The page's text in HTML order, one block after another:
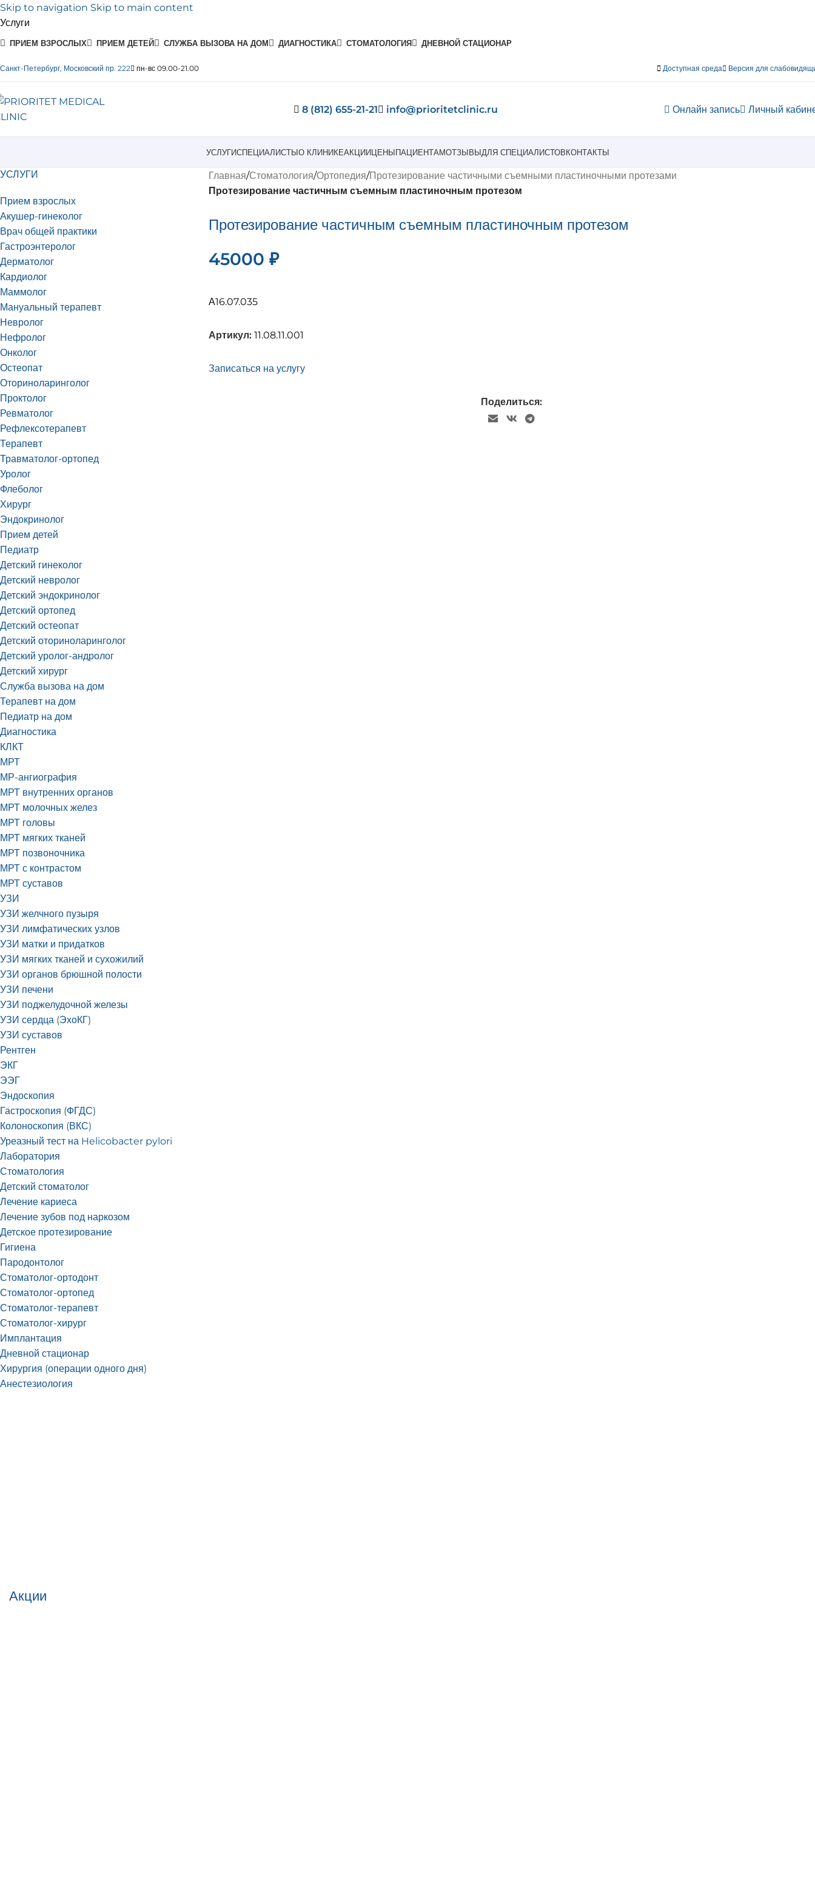
Skip to navigation Skip to main content
Услуги
ПРИЕМ ВЗРОСЛЫХ ПРИЕМ ДЕТЕЙ СЛУЖБА ВЫЗОВА НА ДОМ ДИАГНОСТИКА СТОМАТОЛОГИЯ ДНЕВНОЙ СТАЦИОНАР
Санкт-Петербург, Московский пр. 222 пн-вс 09.00-21.00 Доступная среда Версия для
8 (812) 655-21-21 info@prioritetclinic.ru Онлайн запись Личный
УСЛУГИСПЕЦИАЛИСТЫО КЛИНИКЕАКЦИИЦЕНЫПАЦИЕНТАМОТЗЫВЫДЛЯ СПЕЦИАЛИСТОВКОНТАКТЫ
УСЛУГИ
Прием взрослых
Акушер-гинеколог
Врач общей практики
Гастроэнтеролог
Дерматолог
Кардиолог
Маммолог
Мануальный терапевт
Невролог
Нефролог
Онколог
Остеопат
Оториноларинголог
Проктолог
Ревматолог
Рефлексотерапевт
Терапевт
Травматолог-ортопед
Уролог
Флеболог
Хирург
Эндокринолог
Прием детей
Педиатр
Детский гинеколог
Детский невролог
Детский эндокринолог
Детский ортопед
Детский остеопат
Детский оториноларинголог
Детский уролог-андролог
Детский хирург
Служба вызова на дом
Терапевт на дом
Педиатр на дом
Диагностика
КЛКТ
МРТ
МР-ангиография
МРТ внутренних органов
МРТ молочных желез
МРТ головы
МРТ мягких тканей
МРТ позвоночника
МРТ с контрастом
МРТ суставов
УЗИ
УЗИ желчного пузыря
УЗИ лимфатических узлов
УЗИ матки и придатков
УЗИ мягких тканей и сухожилий
УЗИ органов брюшной полости
УЗИ печени
УЗИ поджелудочной железы
УЗИ сердца (ЭхоКГ)
УЗИ суставов
Рентген
ЭКГ
ЭЭГ
Эндоскопия
Гастроскопия (ФГДС)
Колоноскопия (ВКС)
Уреазный тест на Helicobacter pylori
Лаборатория
Стоматология
Детский стоматолог
Лечение кариеса
Лечение зубов под наркозом
Детское протезирование
Гигиена
Пародонтолог
Стоматолог-ортодонт
Стоматолог-ортопед
Стоматолог-терапевт
Стоматолог-хирург
Имплантация
Дневной стационар
Хирургия (операции одного дня)
Анестезиология
Главная/Стоматология/Ортопедия/Протезирование частичными съемными пластиночными протезами
Протезирование частичным съемным пластиночным протезом
Протезирование частичным съемным пластиночным протезом
45000 ₽
А16.07.035
Артикул: 11.08.11.001
Записаться на услугу
Поделиться:
Акции